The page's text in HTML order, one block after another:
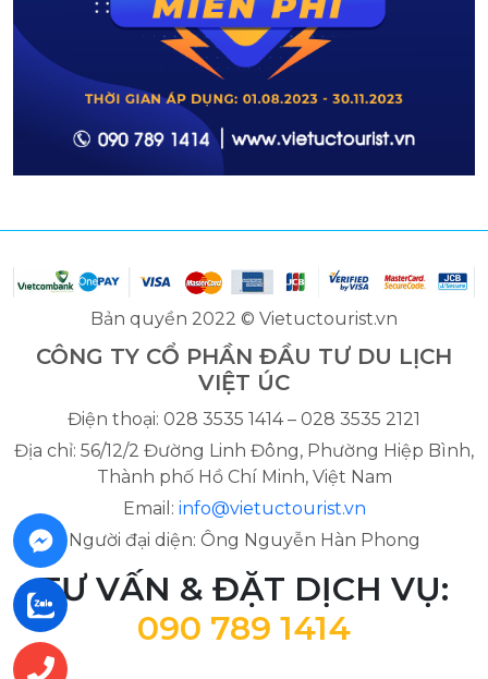
Bản quyền 2022 © Vietuctourist.vn
CÔNG TY CỔ PHẦN ĐẦU TƯ DU LỊCH
VIỆT ÚC
Điện thoại: 028 3535 1414 – 028 3535 2121
Địa chỉ: 56/12/2 Đường Linh Đông, Phường Hiệp Bình,
Thành phố Hồ Chí Minh, Việt Nam
Email: info@vietuctourist.vn
Người đại diện: Ông Nguyễn Hàn Phong
TƯ VẤN & ĐẶT DỊCH VỤ:
090 789 1414